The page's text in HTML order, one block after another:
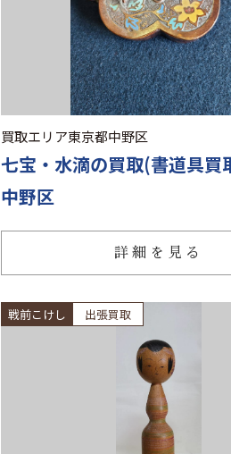
買取エリア東京都中野区
七宝・水滴の買取(書道具買
中野区
詳細を見る
戦前こけし 出張買取